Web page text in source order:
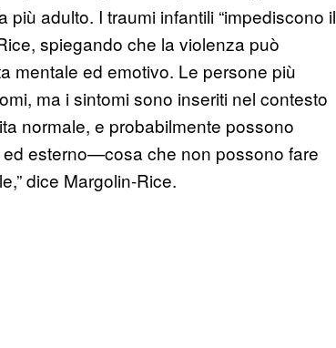
adulto. I traumi infantili “impediscono il
spiegando che la violenza può
mentale ed emotivo. Le persone più
ma i sintomi sono inseriti nel contesto
normale, e probabilmente possono
ed esterno—cosa che non possono fare
dice Margolin-Rice.